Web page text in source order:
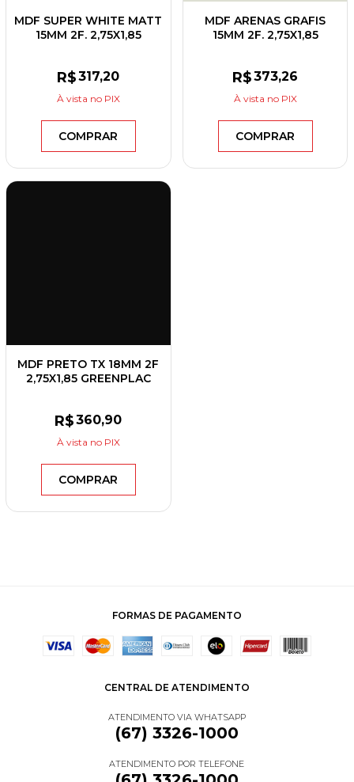
MDF SUPER WHITE MATT
15MM 2F. 2,75X1,85
R$317,20
À vista no PIX
COMPRAR
MDF ARENAS GRAFIS
15MM 2F. 2,75X1,85
R$373,26
À vista no PIX
COMPRAR
MDF PRETO TX 18MM 2F
2,75X1,85 GREENPLAC
R$360,90
À vista no PIX
COMPRAR
FORMAS DE PAGAMENTO
CENTRAL DE ATENDIMENTO
ATENDIMENTO VIA WHATSAPP
(67) 3326-1000
ATENDIMENTO POR TELEFONE